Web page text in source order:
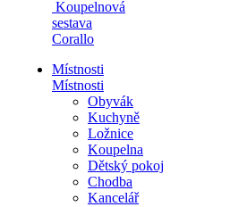
Koupelnová
sestava
Corallo
Místnosti
Místnosti
Obyvák
Kuchyně
Ložnice
Koupelna
Dětský pokoj
Chodba
Kancelář